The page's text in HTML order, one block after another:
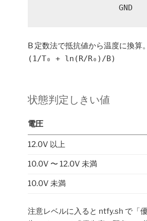
                 GND
B 定数法で抵抗値から温度に換算。
(1/T₀ + ln(R/R₀)/B)
状態判定しきい値
電圧
12.0V 以上
10.0V 〜 12.0V 未満
10.0V 未満
注意レベルに入ると ntfy.sh で「